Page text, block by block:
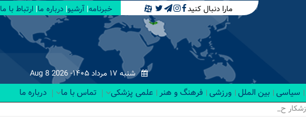
مارا دنبال کنید خبرنامه آرشیو درباره ما ارتباط با ما
شنبه ۱۷ مرداد ۱۴۰۵- Aug 8 2026
سیاسی بین الملل ورزشی فرهنگ و هنر علمی پزشکی تماس با ما درباره ما